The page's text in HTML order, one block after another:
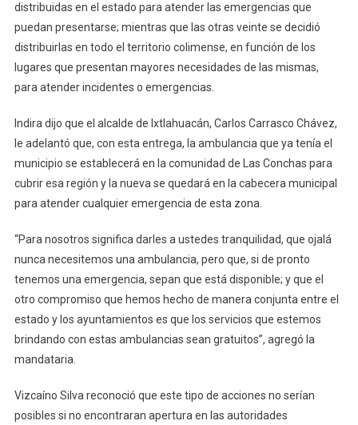
distribuidas en el estado para atender las emergencias que
puedan presentarse; mientras que las otras veinte se decidió
distribuirlas en todo el territorio colimense, en función de los
lugares que presentan mayores necesidades de las mismas,
para atender incidentes o emergencias.
Indira dijo que el alcalde de Ixtlahuacán, Carlos Carrasco Chávez,
le adelantó que, con esta entrega, la ambulancia que ya tenía el
municipio se establecerá en la comunidad de Las Conchas para
cubrir esa región y la nueva se quedará en la cabecera municipal
para atender cualquier emergencia de esta zona.
“Para nosotros significa darles a ustedes tranquilidad, que ojalá
nunca necesitemos una ambulancia, pero que, si de pronto
tenemos una emergencia, sepan que está disponible; y que el
otro compromiso que hemos hecho de manera conjunta entre el
estado y los ayuntamientos es que los servicios que estemos
brindando con estas ambulancias sean gratuitos”, agregó la
mandataria.
Vizcaíno Silva reconoció que este tipo de acciones no serían
posibles si no encontraran apertura en las autoridades